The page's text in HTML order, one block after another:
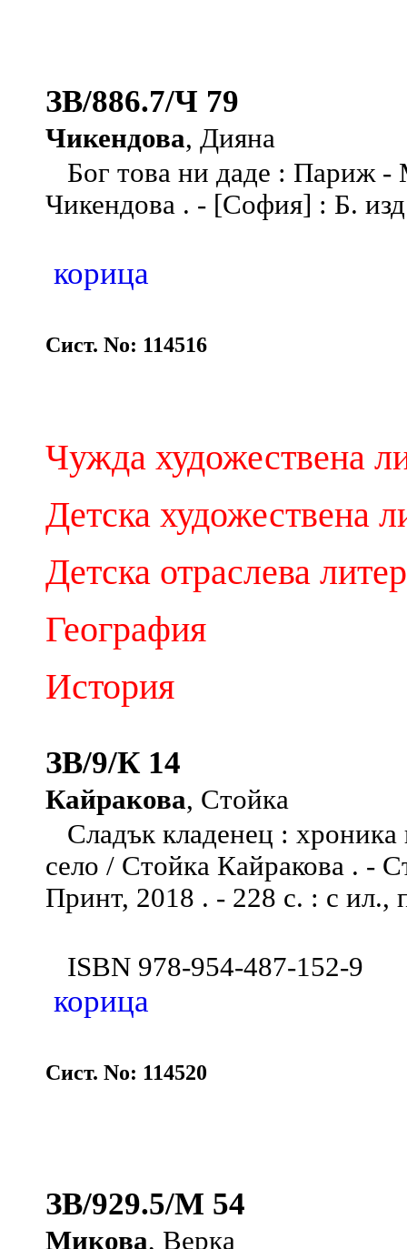
ЗВ/886.7/Ч 79
Чикендова, Дияна
Бог това ни даде : Париж -
Чикендова . - [София] : Б.
корица
Сист. No: 114516
Чужда художествена
Детска художествена
Детска отраслева
География
История
ЗВ/9/К 14
Кайракова, Стойка
Сладък кладенец : хроника
село / Стойка Кайракова . -
Принт, 2018 . - 228 с. : с ил.,
ISBN 978-954-487-152-9
корица
Сист. No: 114520
ЗВ/929.5/М 54
Микова, Верка